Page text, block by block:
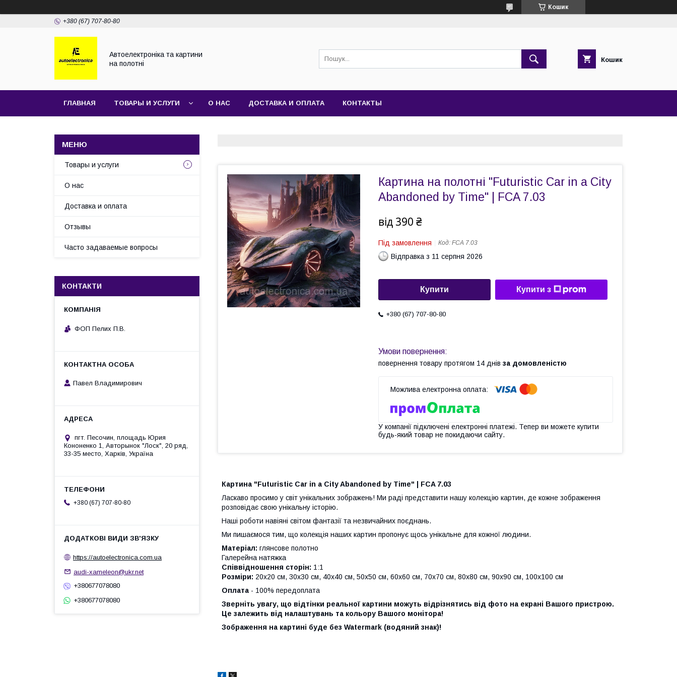
Кошик
+380 (67) 707-80-80
Автоелектроніка та картини
на полотні
Кошик
ГЛАВНАЯ ТОВАРЫ И УСЛУГИ О НАС ДОСТАВКА И ОПЛАТА КОНТАКТЫ
Картина на полотні "Futuristic Car in a City
Abandoned by Time" | FCA 7.03
від 390 ₴
Під замовлення Код: FCA 7.03
Відправка з 11 серпня 2026
Купити Купити з
+380 (67) 707-80-80
повернення товару протягом 14 днів за домовленістю
У компанії підключені електронні платежі. Тепер ви можете купити
будь-який товар не покидаючи сайту.
Картина "Futuristic Car in a City Abandoned by Time" | FCA 7.03
Ласкаво просимо у світ унікальних зображень! Ми раді представити нашу колекцію картин, де кожне зображення
розповідає свою унікальну історію.
Наші роботи навіяні світом фантазії та незвичайних поєднань.
Ми пишаємося тим, що колекція наших картин пропонує щось унікальне для кожної людини.
Матеріал: глянсове полотно
Галерейна натяжка
Співвідношення сторін: 1:1
Розміри: 20х20 см, 30х30 см, 40х40 см, 50х50 см, 60х60 см, 70х70 см, 80х80 см, 90х90 см, 100х100 см
Оплата - 100% передоплата
Зверніть увагу, що відтінки реальної картини можуть відрізнятись від фото на екрані Вашого пристрою.
Це залежить від налаштувань та кольору Вашого монітора!
Зображення на картині буде без Watermark (водяний знак)!
Товары и услуги
О нас
Доставка и оплата
Отзывы
Часто задаваемые вопросы
КОНТАКТИ
ФОП Пелих П.В.
Павел Владимирович
пгт. Песочин, площадь Юрия
Кононенко 1, Авторынок "Лоск", 20 ряд,
33-35 место, Харків, Україна
+380 (67) 707-80-80
https://autoelectronica.com.ua
audi-xameleon@ukr.net
+380677078080
+380677078080